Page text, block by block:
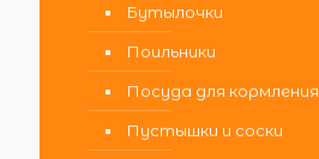
Бутылочки
Поильники
Посуда для кормления
Пустышки и соски